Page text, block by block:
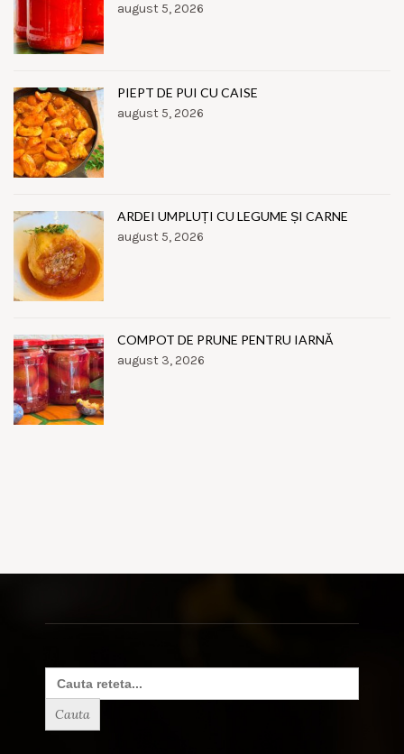
august 5, 2026
PIEPT DE PUI CU CAISE
august 5, 2026
ARDEI UMPLUȚI CU LEGUME ȘI CARNE
august 5, 2026
COMPOT DE PRUNE PENTRU IARNĂ
august 3, 2026
Search
for: